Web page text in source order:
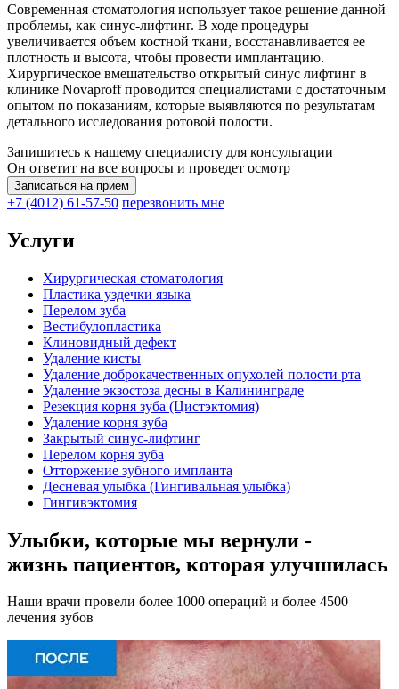
Современная стоматология использует такое решение данной
проблемы, как синус-лифтинг. В ходе процедуры
увеличивается объем костной ткани, восстанавливается ее
плотность и высота, чтобы провести имплантацию.
Хирургическое вмешательство открытый синус лифтинг в
клинике Novaproff проводится специалистами с достаточным
опытом по показаниям, которые выявляются по результатам
детального исследования ротовой полости.
Запишитесь к нашему специалисту для консультации
Он ответит на все вопросы и проведет осмотр
Записаться на прием
+7 (4012) 61-57-50 перезвонить мне
Услуги
Хирургическая стоматология
Пластика уздечки языка
Перелом зуба
Вестибулопластика
Клиновидный дефект
Удаление кисты
Удаление доброкачественных опухолей полости рта
Удаление экзостоза десны в Калининграде
Резекция корня зуба (Цистэктомия)
Удаление корня зуба
Закрытый синус-лифтинг
Перелом корня зуба
Отторжение зубного импланта
Десневая улыбка (Гингивальная улыбка)
Гингивэктомия
Улыбки, которые мы вернули -
жизнь пациентов, которая улучшилась
Наши врачи провели более 1000 операций и более 4500
лечения зубов